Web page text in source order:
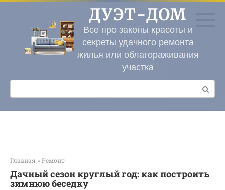
Перейти
контенту
ДУЭТ-ДОМ
Все про законы красоты и
секреты удачного ремонта
жилья или облагораживания
участка
Поиск:
Главная » Ремонт
Дачный сезон круглый год: как построить
зимнюю беседку